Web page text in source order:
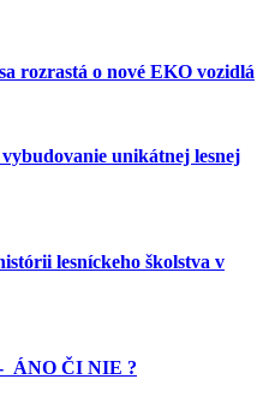
rozrastá o nové EKO vozidlá
unikátnej lesnej
lesníckeho školstva v
ÁNO ČI NIE ?